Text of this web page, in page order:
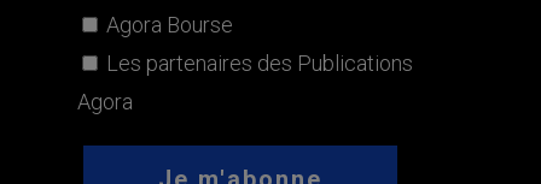
Agora Bourse
Les partenaires des Publications
Agora